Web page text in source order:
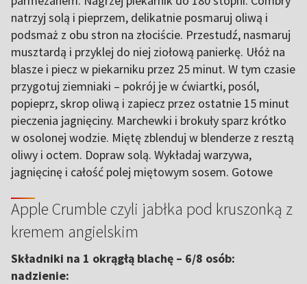
natrzyj solą i pieprzem, delikatnie posmaruj oliwą i
podsmaż z obu stron na złociście. Przestudź, nasmaruj
musztardą i przyklej do niej ziołową panierkę. Ułóż na
blasze i piecz w piekarniku przez 25 minut. W tym czasie
przygotuj ziemniaki – pokrój je w ćwiartki, posól,
popieprz, skrop oliwą i zapiecz przez ostatnie 15 minut
pieczenia jagnięciny. Marchewki i brokuły sparz krótko
w osolonej wodzie. Miętę zblenduj w blenderze z resztą
oliwy i octem. Dopraw solą. Wykładaj warzywa,
jagnięcinę i całość polej miętowym sosem. Gotowe
Apple Crumble czyli jabłka pod kruszonką z
kremem angielskim
Składniki na 1 okrągłą blachę – 6/8 osób:
nadzienie: